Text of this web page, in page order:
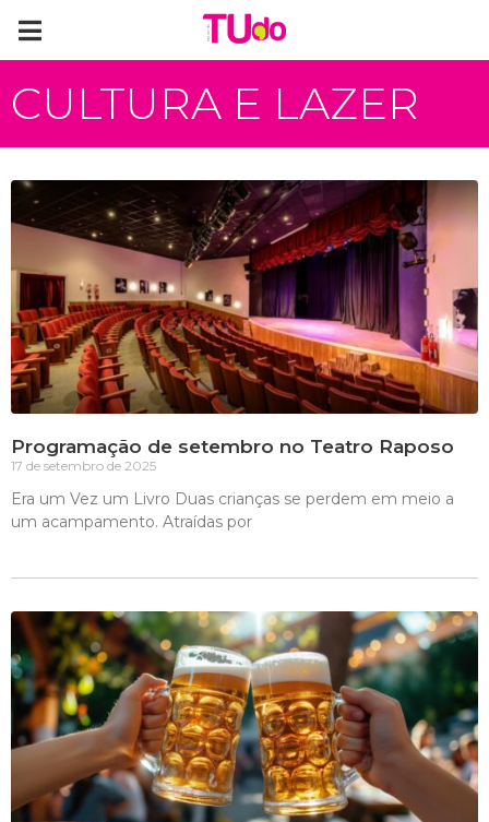
CULTURA E LAZER
Programação de setembro no Teatro Raposo
17 de setembro de 2025
Era um Vez um Livro Duas crianças se perdem em meio a
um acampamento. Atraídas por